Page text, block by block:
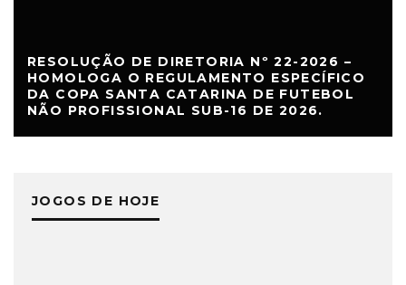
RESOLUÇÃO DE DIRETORIA Nº 22-2026 –
HOMOLOGA O REGULAMENTO ESPECÍFICO
DA COPA SANTA CATARINA DE FUTEBOL
NÃO PROFISSIONAL SUB-16 DE 2026.
JOGOS DE HOJE